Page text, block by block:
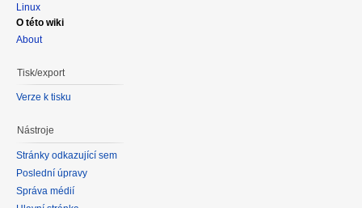
Linux
O této wiki
About
Tisk/export
Verze k tisku
Nástroje
Stránky odkazující sem
Poslední úpravy
Správa médií